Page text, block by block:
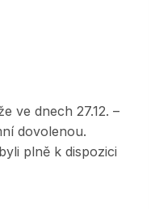
ve dnech 27.12. –
dovolenou.
plně k dispozici